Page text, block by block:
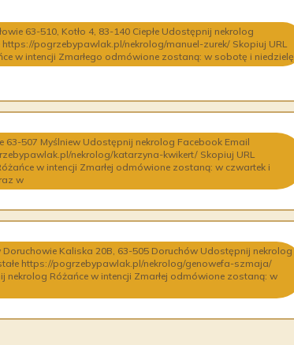
63-510, Kotło 4, 83-140 Ciepłe Udostępnij nekrolog
https://pogrzebypawlak.pl/nekrolog/manuel-zurek/ Skopiuj URL
w intencji Zmarłego odmówione zostaną: w sobotę i niedzielę
63-507 Myślniew Udostępnij nekrolog Facebook Email
nekrolog/katarzyna-kwikert/ Skopiuj URL
w intencji Zmarłej odmówione zostaną: w czwartek i
w
Kaliska 20B, 63-505 Doruchów Udostępnij nekrolog
https://pogrzebypawlak.pl/nekrolog/genowefa-szmaja/
nekrolog Różańce w intencji Zmarłej odmówione zostaną: w